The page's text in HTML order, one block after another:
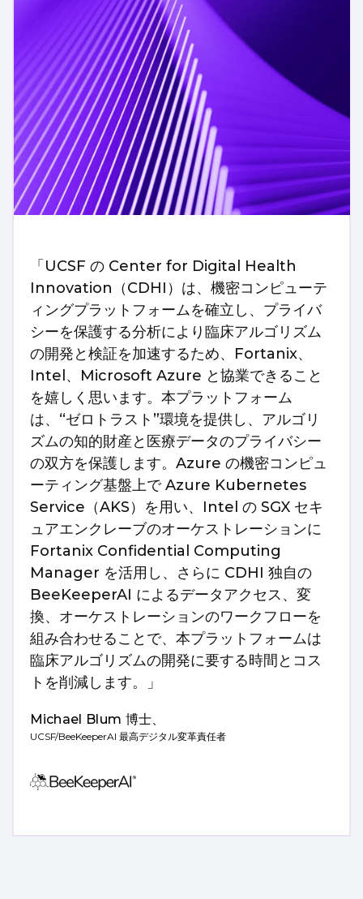
「UCSF の Center for Digital Health
Innovation（CDHI）は、機密コンピューテ
ィングプラットフォームを確立し、プライバ
シーを保護する分析により臨床アルゴリズム
の開発と検証を加速するため、Fortanix、
Intel、Microsoft Azure と協業できること
を嬉しく思います。本プラットフォーム
は、“ゼロトラスト”環境を提供し、アルゴリ
ズムの知的財産と医療データのプライバシー
の双方を保護します。Azure の機密コンピュ
ーティング基盤上で Azure Kubernetes
Service（AKS）を用い、Intel の SGX セキ
ュアエンクレーブのオーケストレーションに
Fortanix Confidential Computing
Manager を活用し、さらに CDHI 独自の
BeeKeeperAI によるデータアクセス、変
換、オーケストレーションのワークフローを
組み合わせることで、本プラットフォームは
臨床アルゴリズムの開発に要する時間とコス
トを削減します。」
Michael Blum 博士、
UCSF/BeeKeeperAI 最高デジタル変革責任者